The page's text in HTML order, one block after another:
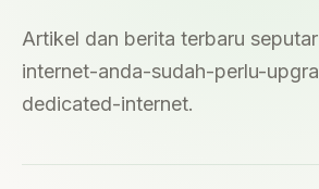
Artikel dan berita terbaru
internet-anda-sudah-perlu-
dedicated-internet.